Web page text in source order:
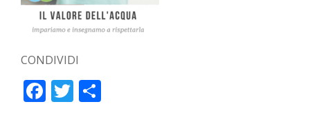
CONDIVIDI
FacebookTwitter